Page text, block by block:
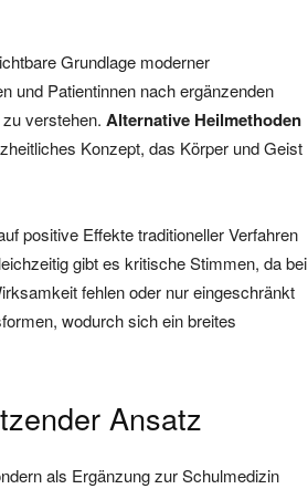
Grundlage moderner
und Patientinnen nach ergänzenden
verstehen. Alternative Heilmethoden
Konzept, das Körper und Geist
positive Effekte traditioneller Verfahren
gibt es kritische Stimmen, da bei
fehlen oder nur eingeschränkt
wodurch sich ein breites
Ansatz
als Ergänzung zur Schulmedizin